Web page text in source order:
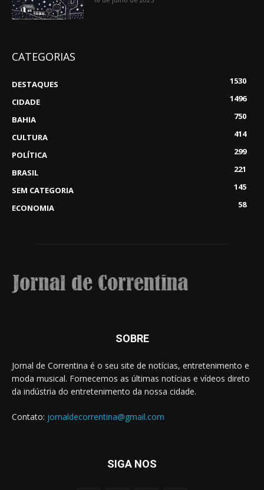
CATEGORIAS
DESTAQUES
1530
CIDADE
1496
BAHIA
750
CULTURA
414
POLÍTICA
299
BRASIL
221
SEM CATEGORIA
145
ECONOMIA
58
SOBRE
Jornal de Correntina é o seu site de notícias, entretenimento e
moda musical. Fornecemos as últimas notícias e vídeos direto
da indústria do entretenimento da nossa cidade.
Contato: jornaldecorrentina@gmail.com
SIGA NOS